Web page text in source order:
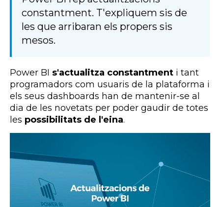
constantment. T'expliquem sis de
les que arribaran els propers sis
mesos.
Power BI s'actualitza constantment i tant
programadors com usuaris de la plataforma i
els seus dashboards han de mantenir-se al
dia de les novetats per poder gaudir de totes
les possibilitats de l'eina.